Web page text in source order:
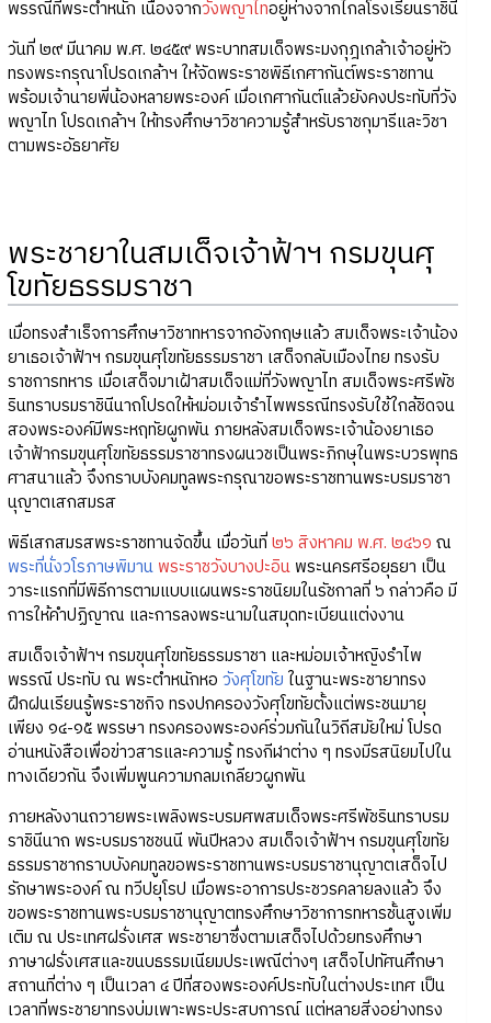
พรรณีที่พระตำหนัก เนื่องจากวังพญาไทอยู่ห่างจากไกลโรงเรียนราชินี
วันที่ ๒๙ มีนาคม พ.ศ. ๒๔๕๙ พระบาทสมเด็จพระมงกุฎเกล้าเจ้าอยู่หัว
ทรงพระกรุณาโปรดเกล้าฯ ให้จัดพระราชพิธีเกศากันต์พระราชทาน
พร้อมเจ้านายพี่น้องหลายพระองค์ เมื่อเกศากันต์แล้วยังคงประทับที่วัง
พญาไท โปรดเกล้าฯ ให้ทรงศึกษาวิชาความรู้สำหรับราชกุมารีและวิชา
ตามพระอัธยาศัย
พระชายาในสมเด็จเจ้าฟ้าฯ กรมขุนศุ
โขทัยธรรมราชา
เมื่อทรงสำเร็จการศึกษาวิชาทหารจากอังกฤษแล้ว สมเด็จพระเจ้าน้อง
ยาเธอเจ้าฟ้าฯ กรมขุนศุโขทัยธรรมราชา เสด็จกลับเมืองไทย ทรงรับ
ราชการทหาร เมื่อเสด็จมาเฝ้าสมเด็จแม่ที่วังพญาไท สมเด็จพระศรีพัช
รินทราบรมราชินีนาถโปรดให้หม่อมเจ้ารำไพพรรณีทรงรับใช้ใกล้ชิดจน
สองพระองค์มีพระหฤทัยผูกพัน ภายหลังสมเด็จพระเจ้าน้องยาเธอ
เจ้าฟ้ากรมขุนศุโขทัยธรรมราชาทรงผนวชเป็นพระภิกษุในพระบวรพุทธ
ศาสนาแล้ว จึงกราบบังคมทูลพระกรุณาขอพระราชทานพระบรมราชา
นุญาตเสกสมรส
พิธีเสกสมรสพระราชทานจัดขึ้น เมื่อวันที่๒๖ สิงหาคม พ.ศ. ๒๔๖๑ ณ
พระที่นั่งวโรภาษพิมาน พระราชวังบางปะอินพระนครศรีอยุธยา เป็น
วาระแรกที่มีพิธีการตามแบบแผนพระราชนิยมในรัชกาลที่ ๖ กล่าวคือ มี
การให้คำปฏิญาณ และการลงพระนามในสมุดทะเบียนแต่งงาน
สมเด็จเจ้าฟ้าฯ กรมขุนศุโขทัยธรรมราชา และหม่อมเจ้าหญิงรำไพ
พรรณี ประทับ ณ พระตำหนักหอ วังศุโขทัย ในฐานะพระชายาทรง
ฝึกฝนเรียนรู้พระราชกิจ ทรงปกครองวังศุโขทัยตั้งแต่พระชนมายุ
เพียง ๑๔-๑๕ พรรษา ทรงครองพระองค์ร่วมกันในวิถีสมัยใหม่ โปรด
อ่านหนังสือเพื่อข่าวสารและความรู้ ทรงกีฬาต่าง ๆ ทรงมีรสนิยมไปใน
ทางเดียวกัน จึงเพิ่มพูนความกลมเกลียวผูกพัน
ภายหลังงานถวายพระเพลิงพระบรมศพสมเด็จพระศรีพัชรินทราบรม
ราชินีนาถ พระบรมราชชนนี พันปีหลวง สมเด็จเจ้าฟ้าฯ กรมขุนศุโขทัย
ธรรมราชากราบบังคมทูลขอพระราชทานพระบรมราชานุญาตเสด็จไป
รักษาพระองค์ ณ ทวีปยุโรป เมื่อพระอาการประชวรคลายลงแล้ว จึง
ขอพระราชทานพระบรมราชานุญาตทรงศึกษาวิชาการทหารชั้นสูงเพิ่ม
เติม ณ ประเทศฝรั่งเศส พระชายาซึ่งตามเสด็จไปด้วยทรงศึกษา
ภาษาฝรั่งเศสและขนบธรรมเนียมประเพณีต่างๆ เสด็จไปทัศนศึกษา
สถานที่ต่าง ๆ เป็นเวลา ๔ ปีที่สองพระองค์ประทับในต่างประเทศ เป็น
เวลาที่พระชายาทรงบ่มเพาะพระประสบการณ์ แต่หลายสิ่งอย่างทรง